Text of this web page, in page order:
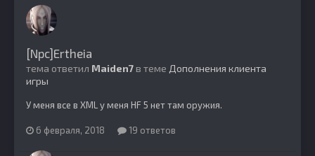
[Npc]Ertheia
тема ответил Maiden7в теме Дополнения клиента
игры
У меня все в XML у меня HF 5 нет там оружия.
6 февраля, 2018 19 ответов